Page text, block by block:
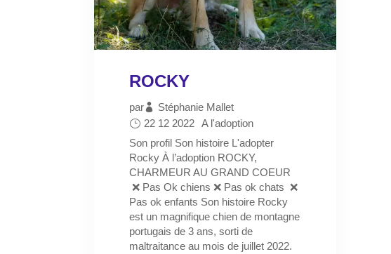
ROCKY
par
Stéphanie Mallet
22 12 2022
A l'adoption
Son profil Son histoire L'adopter
Rocky À l’adoption ROCKY,
CHARMEUR AU GRAND COEUR
❌ Pas Ok chiens ❌ Pas ok chats ❌
Pas ok enfants Son histoire Rocky
est un magnifique chien de montagne
portugais de 3 ans, sorti de
maltraitance au mois de juillet 2022.